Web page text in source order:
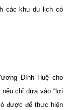
các khu du lịch có
Đình Huệ cho
chỉ dựa vào “lợi
được để thực hiện